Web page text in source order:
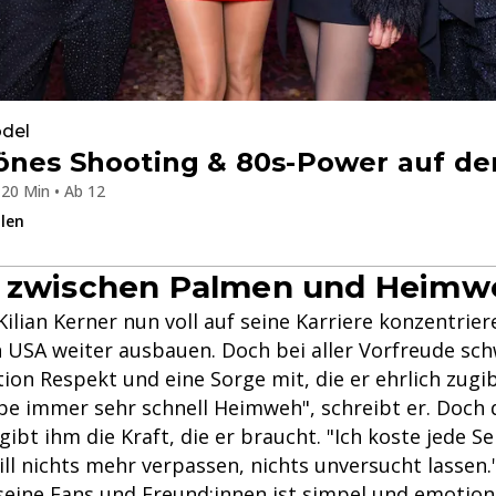
Shooting & 80s-Power auf
Min • Ab 12
Palmen und
Kerner nun voll auf seine Karriere
USA weiter ausbauen. Doch bei aller Vorfreude
Respekt und eine Sorge mit, die er ehrlich
immer sehr schnell Heimweh", schreibt er. Doch
ihm die Kraft, die er braucht. "Ich koste jede
nichts mehr verpassen, nichts unversucht